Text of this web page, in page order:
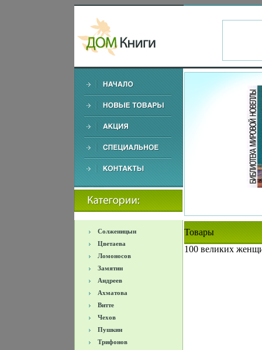
Солженицын
Цветаева
Ломоносов
Замятин
Андреев
Ахматова
Витте
Чехов
Пушкин
Трифонов
Товары
100 великих